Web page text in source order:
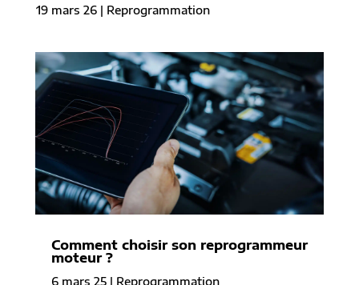
19 mars 26| Reprogrammation
Comment choisir son reprogrammeur
moteur ?
6 mars 25| Reprogrammation